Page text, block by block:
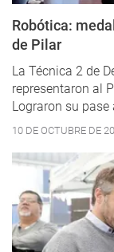
Robótica:
de Pilar
La Técnica 2 de
representaron al
Lograron su pase
10 DE OCTUBRE DE